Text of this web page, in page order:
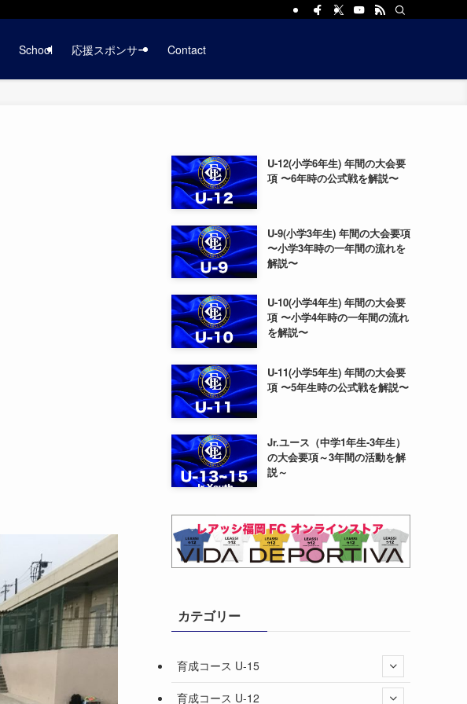
School 応援スポンサー Contact
U-12(小学6年生) 年間の大会要
項 〜6年時の公式戦を解説〜
U-9(小学3年生) 年間の大会要項
〜小学3年時の一年間の流れを
解説〜
U-10(小学4年生) 年間の大会要
項 〜小学4年時の一年間の流れ
を解説〜
U-11(小学5年生) 年間の大会要
項 〜5年生時の公式戦を解説〜
Jr.ユース（中学1年生-3年生）
の大会要項～3年間の活動を解
説～
カテゴリー
育成コース U-15
育成コース U-12